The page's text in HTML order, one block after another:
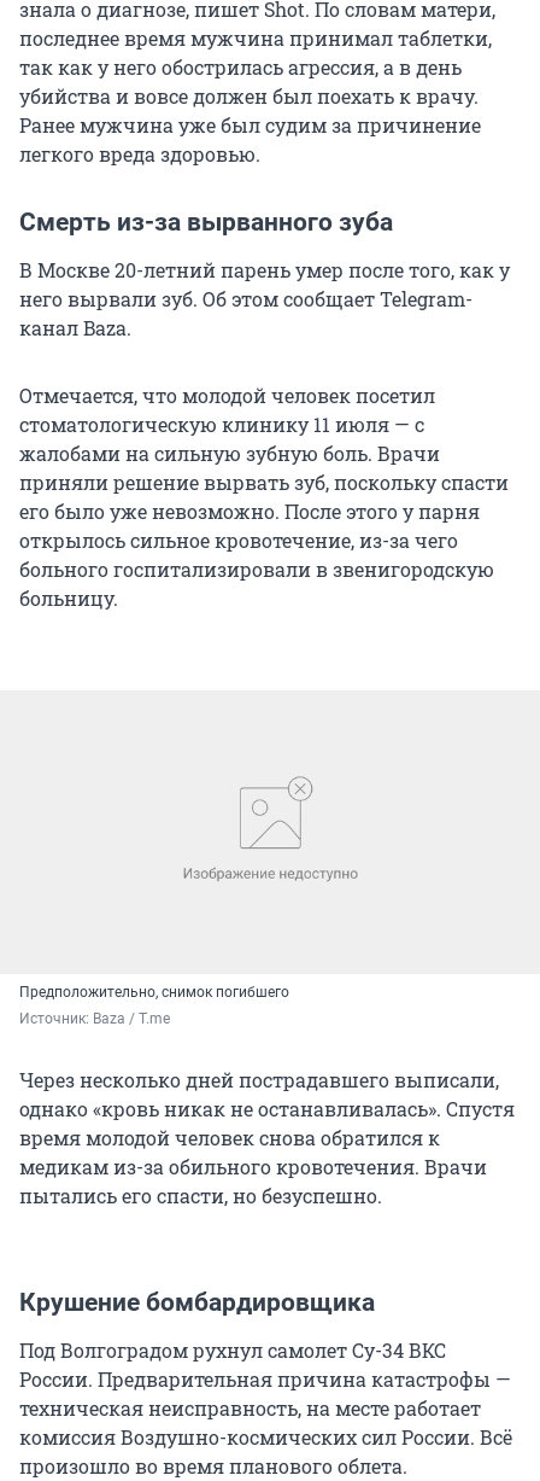
знала о диагнозе, пишет Shot. По словам матери,
последнее время мужчина принимал таблетки,
так как у него обострилась агрессия, а в день
убийства и вовсе должен был поехать к врачу.
Ранее мужчина уже был судим за причинение
легкого вреда здоровью.
Смерть из-за вырванного зуба
В Москве 20-летний парень умер после того, как у
него вырвали зуб. Об этом сообщает Telegram-
канал Baza.
Отмечается, что молодой человек посетил
стоматологическую клинику 11 июля — с
жалобами на сильную зубную боль. Врачи
приняли решение вырвать зуб, поскольку спасти
его было уже невозможно. После этого у парня
открылось сильное кровотечение, из-за чего
больного госпитализировали в звенигородскую
больницу.
Предположительно, снимок погибшего
Источник: Baza / T.me
Через несколько дней пострадавшего выписали,
однако «кровь никак не останавливалась». Спустя
время молодой человек снова обратился к
медикам из-за обильного кровотечения. Врачи
пытались его спасти, но безуспешно.
Крушение бомбардировщика
Под Волгоградом рухнул самолет Су-34 ВКС
России. Предварительная причина катастрофы —
техническая неисправность, на месте работает
комиссия Воздушно-космических сил России. Всё
произошло во время планового облета.